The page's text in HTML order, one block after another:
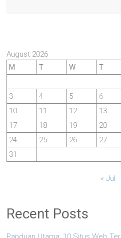
August 2026
M
T W T
3
4 5 6
10
11 12 13
17
18 19 20
24
25 26 27
31
« Jul
Recent Posts